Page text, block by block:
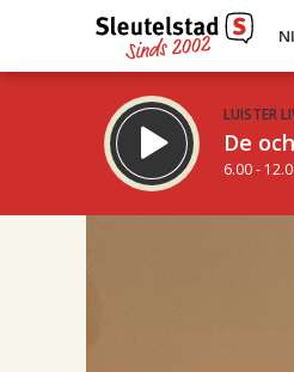
LUISTER
De
6.00 -